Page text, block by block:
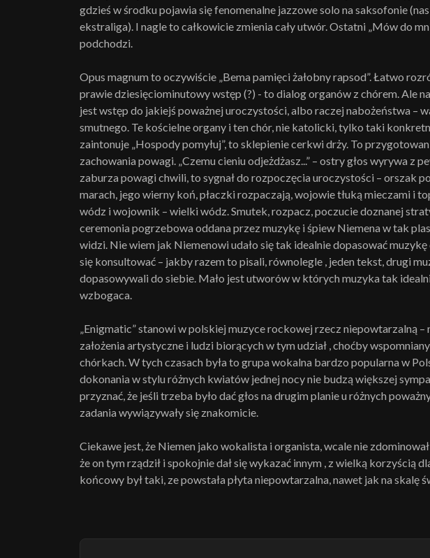
gdzieś w środku pojawia się fenomenalne jazzowe solo na saksofonie
ekstraliga). I nagle to całkowicie zmienia cały utwór. Ostatni „Mów do
podchodzi.
Opus magnum to oczywiście „Bema pamięci żałobny rapsod”. Łatwo
prawie dziesięciominutowy wstęp (?) - to dialog organów z chórem. Ale
jest wstęp do jakiejś poważnej uroczystości, albo raczej nabożeństwa –
smutnego. Te kościelne organy i ten chór, nie katolicki, tylko taki
zaintonuje „Hospody pomyłuj”, to sklepienie cerkwi drży. To
zachowania powagi. „Czemu cieniu odjeżdżasz...” – ostry głos wyrywa z
zaburza powagi chwili, to sygnał do rozpoczęcia uroczystości – orszak
marach, jego wierny koń, płaczki rozpaczają, wojowie tłuką mieczami i
wódz i wojownik – wielki wódz. Smutek, rozpacz, poczucie doznanej
ceremonia pogrzebowa oddana przez muzykę i śpiew Niemena w tak
widzi. Nie wiem jak Niemenowi udało się tak idealnie dopasować
się konsultować – jakby razem to pisali, równolegle , jeden tekst, drugi
dopasowywali do siebie. Mało jest utworów w których muzyka tak
wzbogaca.
„Enigmatic” stanowi w polskiej muzyce rockowej rzecz niepowtarzalną –
założenia artystyczne i ludzi biorących w tym udział , choćby
chórkach. W tych czasach była to grupa wokalna bardzo popularna w
dokonania w stylu różnych kwiatów jednej nocy nie budzą większej
przyznać, że jeśli trzeba było dać głos na drugim planie u różnych
zadania wywiązywały się znakomicie.
Ciekawe jest, że Niemen jako wokalista i organista, wcale nie
że on tym rządził i spokojnie dał się wykazać innym , z wielką korzyścią
końcowy był taki, ze powstała płyta niepowtarzalna, nawet jak na skalę